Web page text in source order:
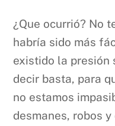
¿Que ocurrió? No
habría sido más
existido la presión
decir basta, para
no estamos
desmanes, robos